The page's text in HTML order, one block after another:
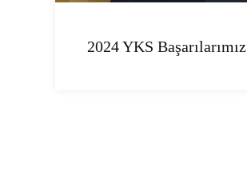
2024 YKS Başarılarımız